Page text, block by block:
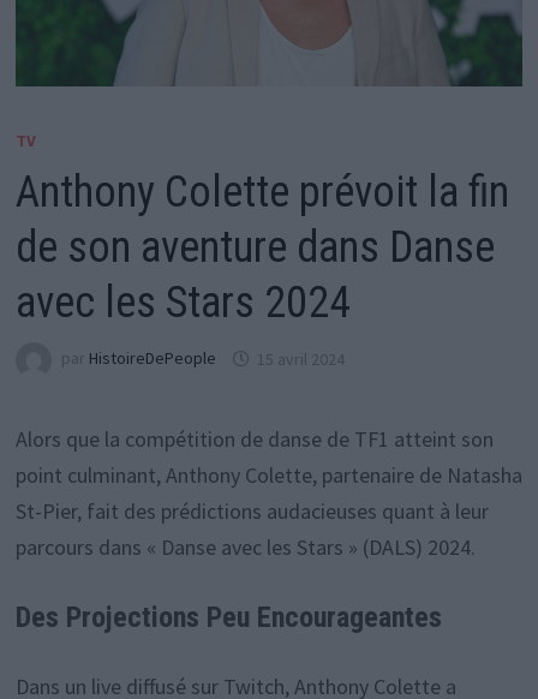
TV
Anthony Colette prévoit la fin
de son aventure dans Danse
avec les Stars 2024
par HistoireDePeople 15 avril 2024
Alors que la compétition de danse de TF1 atteint son
point culminant, Anthony Colette, partenaire de Natasha
St-Pier, fait des prédictions audacieuses quant à leur
parcours dans « Danse avec les Stars » (DALS) 2024.
Des Projections Peu Encourageantes
Dans un live diffusé sur Twitch, Anthony Colette a